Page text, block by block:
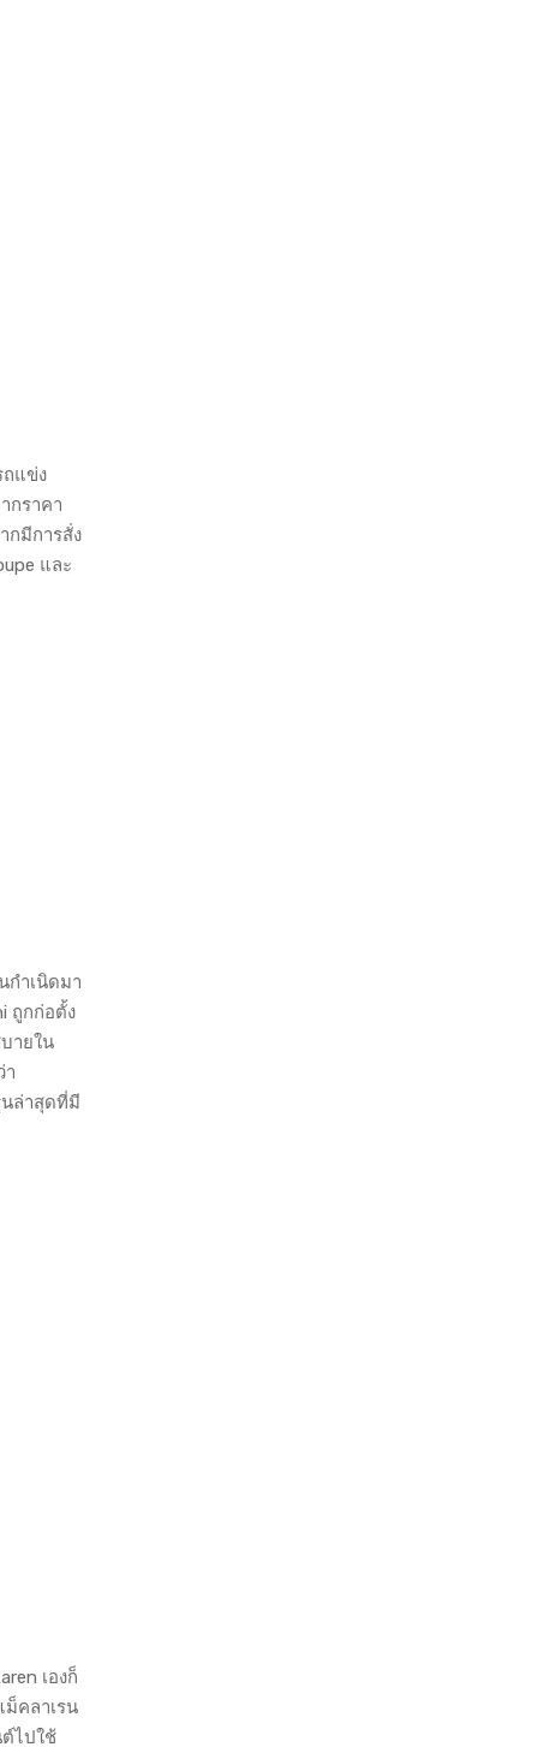
ถแข่ง
กราคา
กมีการสั่ง
และ
กำเนิดมา
ถูกก่อตั้ง
ายใน
า
นล่าสุดที่มี
เองก็
ม็คลาเรน
ไปใช้